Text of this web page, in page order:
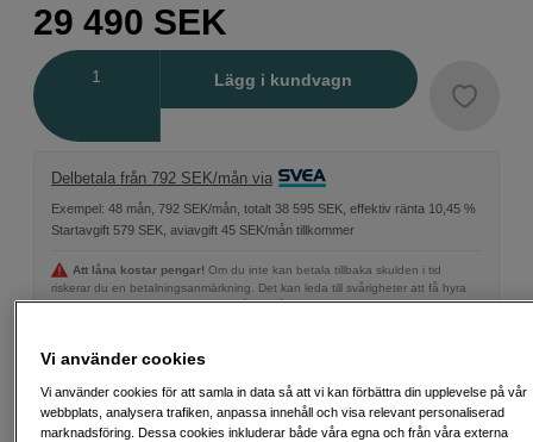
29 490 SEK
Lägg i kundvagn
Delbetala från 792 SEK/mån via
Exempel: 48 mån, 792 SEK/mån, totalt 38 595 SEK, effektiv ränta 10,45 %
Startavgift 579 SEK, aviavgift 45 SEK/mån tillkommer
Att låna kostar pengar! Om du inte kan betala tillbaka skulden i tid
riskerar du en betalningsanmärkning. Det kan leda till svårigheter att få hyra
bostad, teckna abonnemang och få nya lån. För stöd, vänd dig till budget-
Vi använder cookies
Vi använder cookies för att samla in data så att vi kan förbättra din upplevelse på vår
webbplats, analysera trafiken, anpassa innehåll och visa relevant personaliserad
marknadsföring. Dessa cookies inkluderar både våra egna och från våra externa